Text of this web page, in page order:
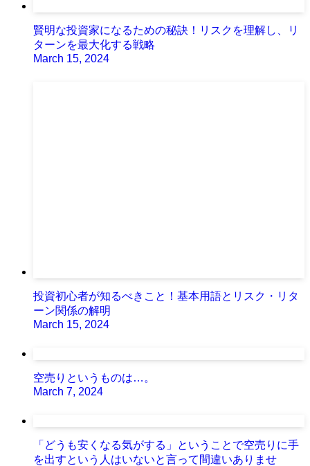
賢明な投資家になるための秘訣！リスクを理解し、リ
ターンを最大化する戦略
March 15, 2024
投資初心者が知るべきこと！基本用語とリスク・リタ
ーン関係の解明
March 15, 2024
空売りというものは…。
March 7, 2024
「どうも安くなる気がする」ということで空売りに手
を出すという人はいないと言って間違いありませ